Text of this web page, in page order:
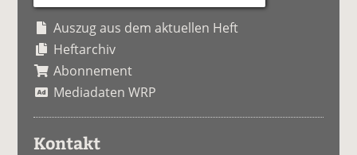
Auszug aus dem aktuellen Heft
Heftarchiv
Abonnement
Mediadaten WRP
Kontakt